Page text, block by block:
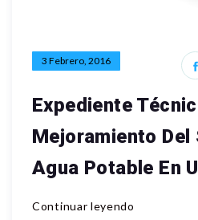
3 Febrero, 2016
Expediente
Mejoramiento Del
Agua Potable En
Continuar leyendo